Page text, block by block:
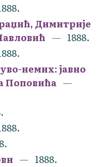
Димитрије
1888.
немих: јавно
Поповића
1888.